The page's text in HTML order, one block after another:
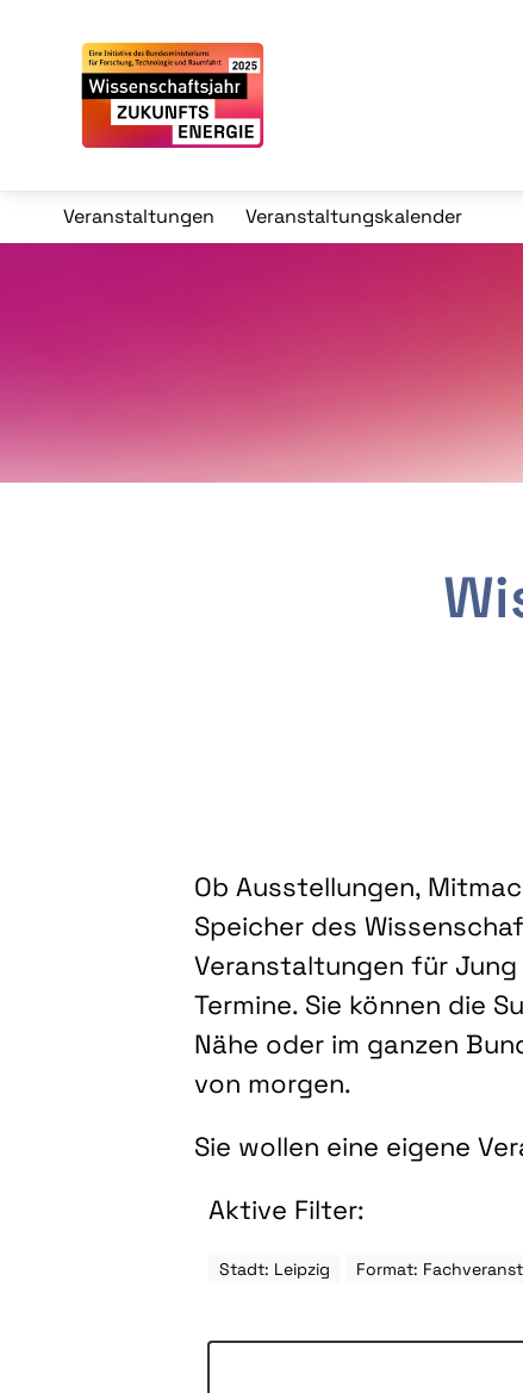
Veranstaltungen Veranstaltungskalender
Ob Ausstellungen,
Speicher des
Veranstaltungen für Jung
Termine. Sie können die
Nähe oder im ganzen
von morgen.
Sie wollen eine eigene
Aktive Filter:
Stadt: Leipzig Format: